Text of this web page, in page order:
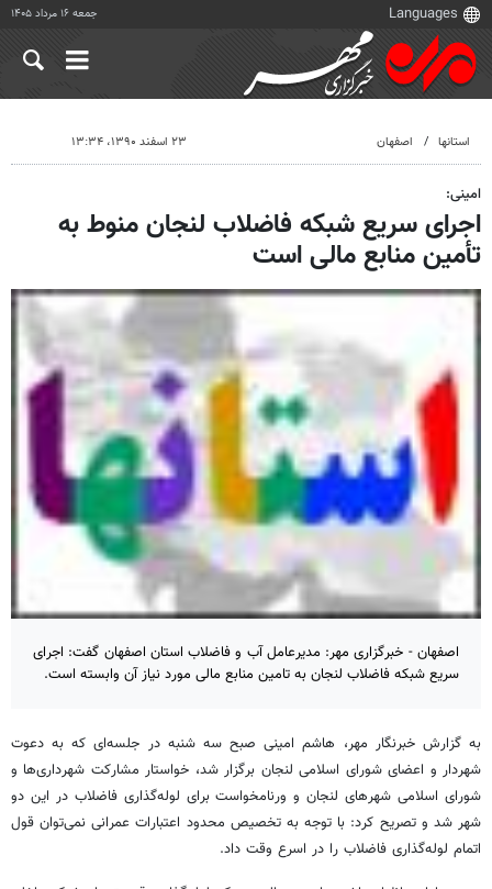
جمعه ۱۶ مرداد ۱۴۰۵
استانها اصفهان ۲۳ اسفند ۱۳۹۰، ۱۳:۳۴
امینی:
اجرای سریع شبکه فاضلاب لنجان منوط به
تأمین منابع مالی است
اصفهان - خبرگزاری مهر: مدیرعامل آب و فاضلاب استان اصفهان گفت: اجرای
سریع شبکه فاضلاب لنجان به تامین منابع مالی مورد نیاز آن وابسته است.
به گزارش خبرنگار مهر، هاشم امینی صبح سه شنبه در جلسه‌ای که به دعوت
شهردار و اعضای شورای اسلامی لنجان برگزار شد، خواستار مشارکت شهرداری‌ها و
شورای اسلامی شهرهای لنجان و ورنامخواست برای لوله‌گذاری فاضلاب در این دو
شهر شد و تصریح کرد: با توجه به تخصیص محدود اعتبارات عمرانی نمی‌توان قول
اتمام لوله‌گذاری فاضلاب را در اسرع وقت داد.